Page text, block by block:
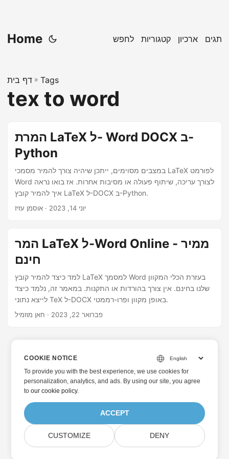
Home לחפש קטגוריות ארכיון תגים
דף בית » Tags
tex to word
המרת LaTeX ל- Word DOCX ב-
Python
במצבים מסוימים, ייתכן שיהיה צורך להמיר מסמכי LaTeX לפורמט
Word לצורך עריכה, שיתוף פעולה או מסיבות אחרות. אז בואו נראה
איך להמיר קובץ LaTeX ל-DOCX ב-Python.
יוני 14, 2023 · אוסמן עזיז
המר LaTeX ל-Word Online - ממיר
חינם
למד כיצד להמיר קובץ LaTeX למסמך Word בעזרת הכלי המקוון
שלנו בחינם. אין צורך בהורדות או התקנות. במאמר זה, נלמד כיצד
לייצא נתוני TeX ל-DOCX באופן מקוון ופרו-רממטי.
פברואר 22, 2023 · חאן מוזמיל
COOKIE NOTICE
To provide you with the best experience, we use cookies for
personalization, analytics, and ads. By using our site, you agree
toour cookie policy.
ACCEPT
CUSTOMIZE DENY